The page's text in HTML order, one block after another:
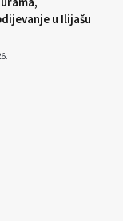
u Ilijašu